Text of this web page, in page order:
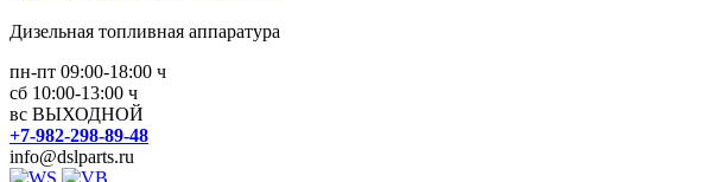
Дизельная топливная аппаратура
пн-пт 09:00-18:00 ч
сб 10:00-13:00 ч
вс ВЫХОДНОЙ
+7-982-298-89-48
info@dslparts.ru